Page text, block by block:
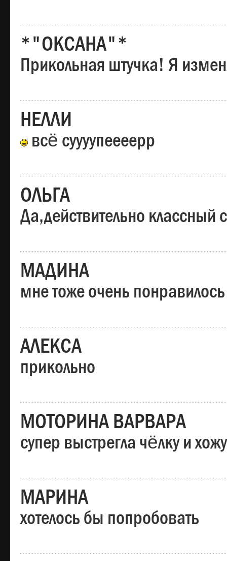
*"ОКСАНА"*
Прикольная штучка! Я
НЕЛЛИ
всё суууупеееерр
ОЛЬГА
Да,действительно классный
МАДИНА
мне тоже очень
АЛЕКСА
прикольно
МОТОРИНА ВАРВАРА
супер выстрегла чёлку и
МАРИНА
хотелось бы попробовать